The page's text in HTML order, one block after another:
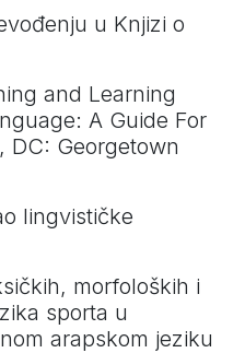
u Knjizi o
and Learning
A Guide For
DC: Georgetown
lingvističke
morfoloških i
sporta u
arapskom jeziku